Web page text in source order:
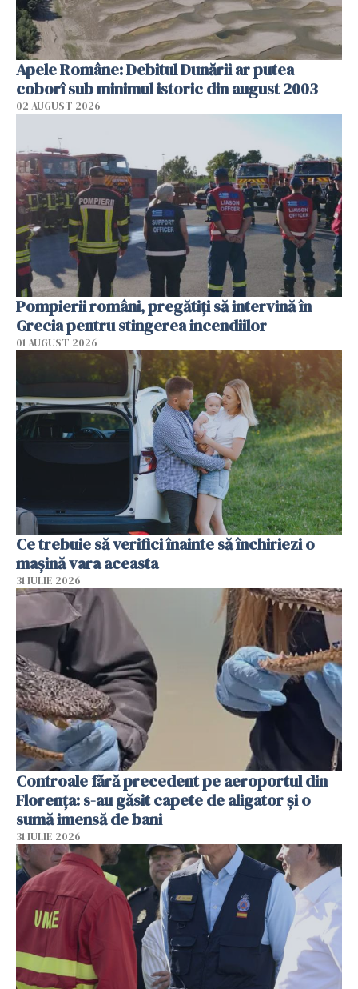
Apele Române: Debitul Dunării ar putea
coborî sub minimul istoric din august 2003
02 AUGUST 2026
Pompierii români, pregătiţi să intervină în
Grecia pentru stingerea incendiilor
01 AUGUST 2026
Ce trebuie să verifici înainte să închiriezi o
mașină vara aceasta
31 IULIE 2026
Controale fără precedent pe aeroportul din
Florența: s-au găsit capete de aligator și o
sumă imensă de bani
31 IULIE 2026